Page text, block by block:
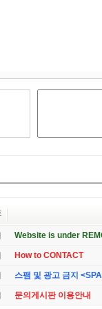
Website is under
How to CONTACT
스팸 및 광고 금지
문의게시판 이용안내